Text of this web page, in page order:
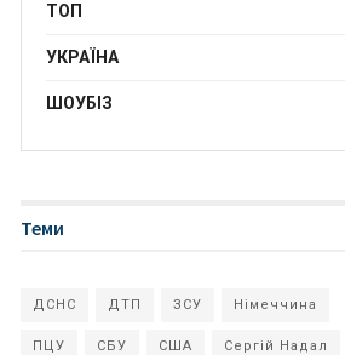
ТОП
УКРАЇНА
ШОУБІЗ
Теми
ДСНС ДТП ЗСУ Німеччина
ПЦУ СБУ США Сергій Надал